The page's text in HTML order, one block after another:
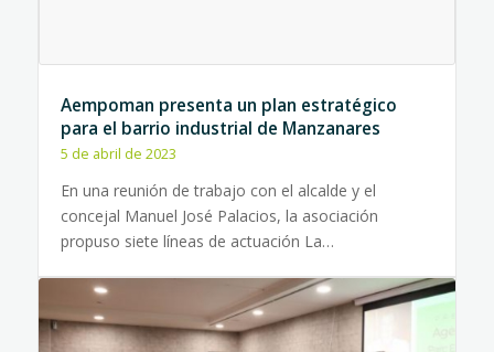
Aempoman presenta un plan estratégico
para el barrio industrial de Manzanares
5 de abril de 2023
En una reunión de trabajo con el alcalde y el
concejal Manuel José Palacios, la asociación
propuso siete líneas de actuación La…